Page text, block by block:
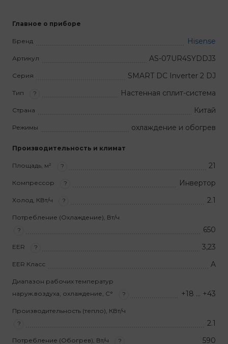
Главное о приборе
Бренд Hisense
Артикул AS-07UR4SYDDJ3
Серия SMART DC Inverter 2 DJ
Тип ? Настенная сплит-система
Страна Китай
Режимы охлаждение и обогрев
Производительность и климат
Площадь, м² ? 21
Компрессор ? Инвертор
Холод, КВт/ч ? 2.1
Потребление (Охлаждение), Вт/ч
?
650
EER ? 3,23
EER Класс A
Диапазон рабочих температур
наруж.воздуха, охлаждение, С°
? +18 … +43
Производительность (тепло), КВт/ч
?
2.1
Потребление (Обогрев), Вт/ч ? 590